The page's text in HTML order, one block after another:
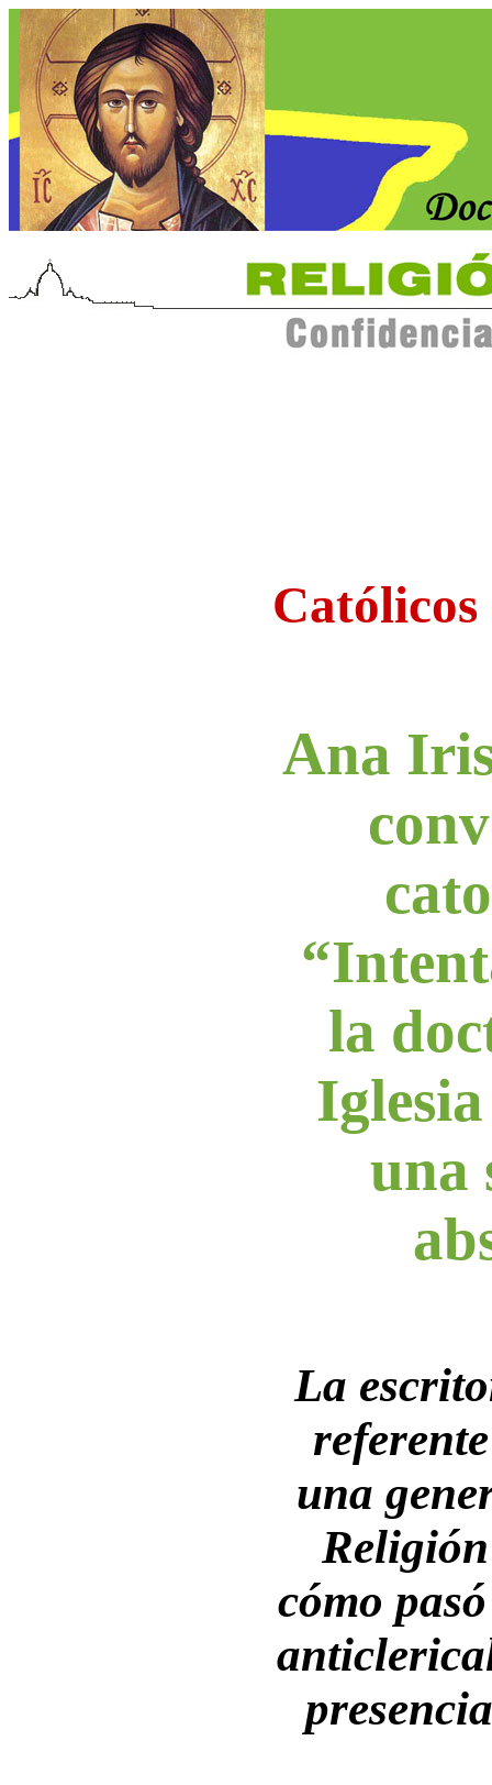
Católicos
Ana
la
una
La
una
cómo